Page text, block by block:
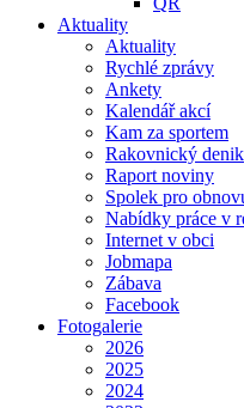
Aktuality
Aktuality
Rychlé zprávy
Ankety
Kalendář akcí
Kam za sportem
Rakovnický denik
Raport noviny
Spolek pro
Nabídky práce v
Internet v obci
Jobmapa
Zábava
Facebook
Fotogalerie
2026
2025
2024